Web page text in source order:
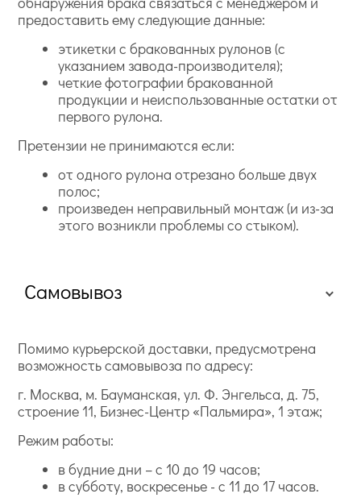
предоставить ему следующие данные:
этикетки с бракованных рулонов (с
указанием завода-производителя);
четкие фотографии бракованной
продукции и неиспользованные остатки от
первого рулона.
Претензии не принимаются если:
от одного рулона отрезано больше двух
полос;
произведен неправильный монтаж (и из-за
этого возникли проблемы со стыком).
Самовывоз
Помимо курьерской доставки, предусмотрена
возможность самовывоза по адресу:
г. Москва, м. Бауманская, ул. Ф. Энгельса, д. 75,
строение 11, Бизнес-Центр «Пальмира», 1 этаж;
Режим работы:
в будние дни – с 10 до 19 часов;
в субботу, воскресенье - с 11 до 17 часов.